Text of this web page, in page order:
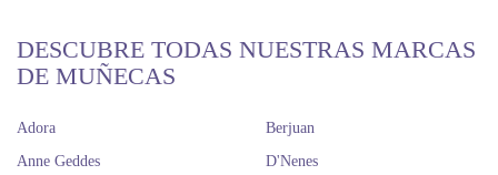
DESCUBRE TODAS NUESTRAS MARCAS
DE MUÑECAS
Adora
Anne Geddes
Berjuan
D'Nenes